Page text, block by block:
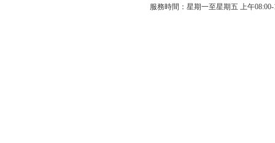
服務時間：星期一至星期五 上午